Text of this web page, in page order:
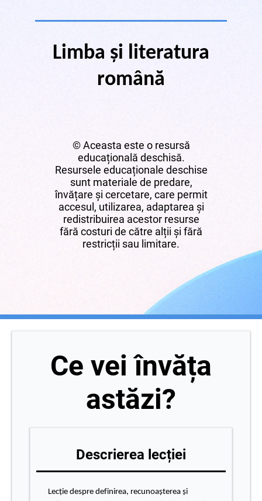
Limba și literatura
română
© Aceasta este o resursă
educațională deschisă.
Resursele educaționale deschise
sunt materiale de predare,
învățare și cercetare, care permit
accesul, utilizarea, adaptarea și
redistribuirea acestor resurse
fără costuri de către alții și fără
restricții sau limitare.
Ce vei învăța
astăzi?
Descrierea lecției
Lecție despre definirea, recunoașterea și